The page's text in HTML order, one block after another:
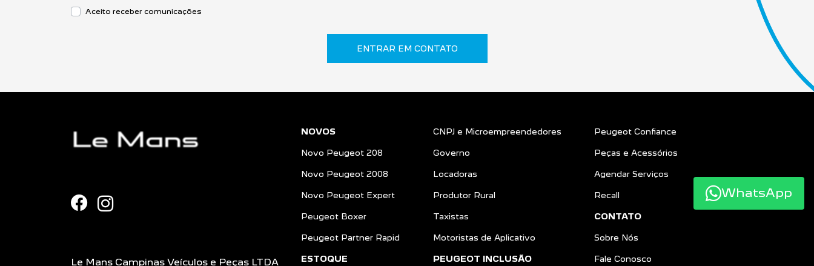
Aceito receber comunicações
ENTRAR EM CONTATO
Le Mans Campinas Veículos e Peças LTDA
NOVOS
Novo Peugeot 208
Novo Peugeot 2008
Novo Peugeot Expert
Peugeot Boxer
Peugeot Partner Rapid
ESTOQUE
CNPJ e Microempreendedores
Governo
Locadoras
Produtor Rural
Taxistas
Motoristas de Aplicativo
PEUGEOT INCLUSÃO
Peugeot Confiance
Peças e Acessórios
Agendar Serviços
Recall
CONTATO
Sobre Nós
Fale Conosco
WhatsApp